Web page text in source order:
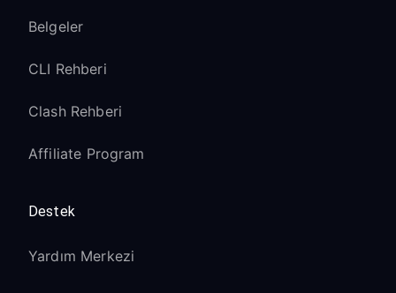
Belgeler
CLI Rehberi
Clash Rehberi
Affiliate Program
Destek
Yardım Merkezi